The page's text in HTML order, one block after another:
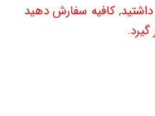
کافیه سفارش دهید